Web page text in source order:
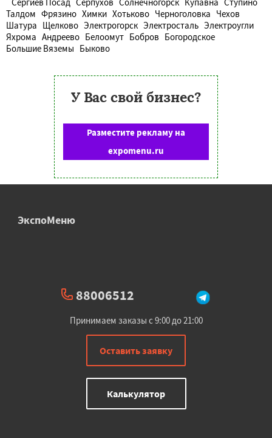
Талдом Фрязино Химки Хотьково Черноголовка Чехов
Шатура Щелково Электрогорск Электросталь Электроугли
Яхрома Андреево Белоомут Бобров Богородское
Большие Вяземы Быково
У Вас свой бизнес?
Разместите рекламу на
expomenu.ru
ЭкспоМеню
88006512
Принимаем заказы с 9:00 до 21:00
Оставить заявку
Калькулятор